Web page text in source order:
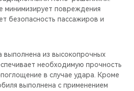
минимизирует повреждения
безопасность пассажиров и
выполнена из высокопрочных
необходимую прочность
в случае удара. Кроме
выполнена с применением